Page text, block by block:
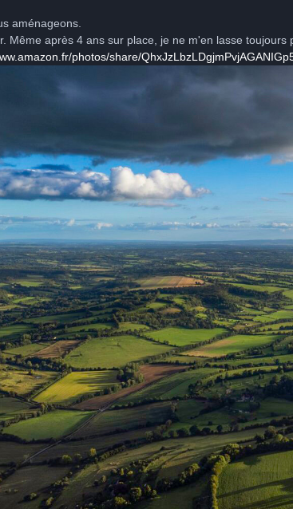
aménageons.
Même après 4 ans sur place, je ne m'en lasse toujours
photos/share/